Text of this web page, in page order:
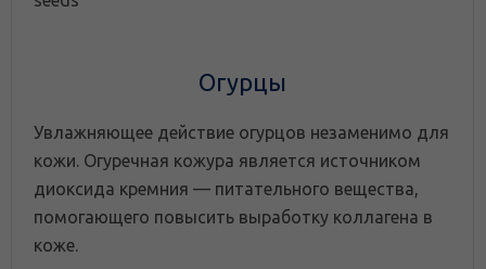
Огурцы
Увлажняющее действие огурцов незаменимо для
кожи. Огуречная кожура является источником
диоксида кремния — питательного вещества,
помогающего повысить выработку коллагена в
коже.